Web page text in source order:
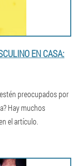
EN CASA:
preocupados por
Hay muchos
el artículo.